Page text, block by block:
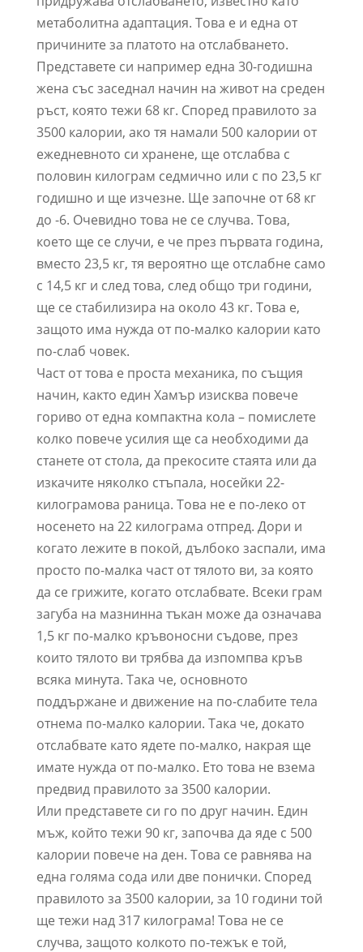
метаболитна адаптация. Това е и една от
причините за платото на отслабването.
Представете си например една 30-годишна
жена със заседнал начин на живот на среден
ръст, която тежи 68 кг. Според правилото за
3500 калории, ако тя намали 500 калории от
ежедневното си хранене, ще отслабва с
половин килограм седмично или с по 23,5 кг
годишно и ще изчезне. Ще започне от 68 кг
до -6. Очевидно това не се случва. Това,
което ще се случи, е че през първата година,
вместо 23,5 кг, тя вероятно ще отслабне само
с 14,5 кг и след това, след общо три години,
ще се стабилизира на около 43 кг. Това е,
защото има нужда от по-малко калории като
по-слаб човек.
Част от това е проста механика, по същия
начин, както един Хамър изисква повече
гориво от една компактна кола – помислете
колко повече усилия ще са необходими да
станете от стола, да прекосите стаята или да
изкачите няколко стъпала, носейки 22-
килограмова раница. Това не е по-леко от
носенето на 22 килограма отпред. Дори и
когато лежите в покой, дълбоко заспали, има
просто по-малка част от тялото ви, за която
да се грижите, когато отслабвате. Всеки грам
загуба на мазнинна тъкан може да означава
1,5 кг по-малко кръвоносни съдове, през
които тялото ви трябва да изпомпва кръв
всяка минута. Така че, основното
поддържане и движение на по-слабите тела
отнема по-малко калории. Така че, докато
отслабвате като ядете по-малко, накрая ще
имате нужда от по-малко. Ето това не взема
предвид правилото за 3500 калории.
Или представете си го по друг начин. Един
мъж, който тежи 90 кг, започва да яде с 500
калории повече на ден. Това се равнява на
една голяма сода или две понички. Според
правилото за 3500 калории, за 10 години той
ще тежи над 317 килограма! Това не се
случва, защото колкото по-тежък е той,